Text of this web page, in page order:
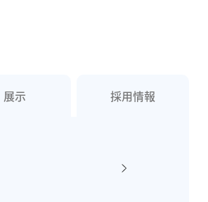
展示 採用情報